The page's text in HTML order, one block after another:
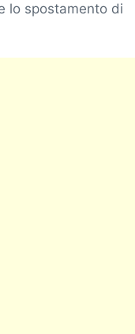
lo spostamento di